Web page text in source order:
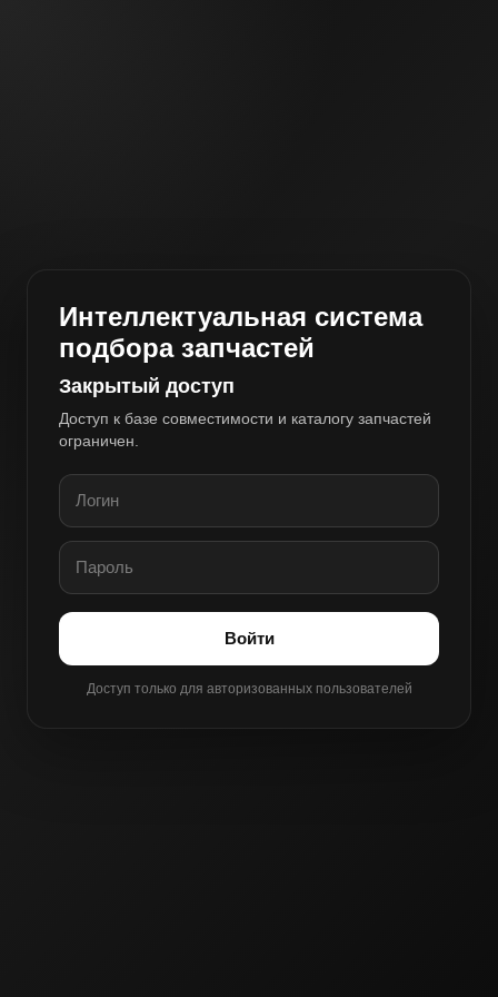
Интеллектуальная система
подбора запчастей
Закрытый доступ
Доступ к базе совместимости и каталогу запчастей
ограничен.
Войти
Доступ только для авторизованных пользователей